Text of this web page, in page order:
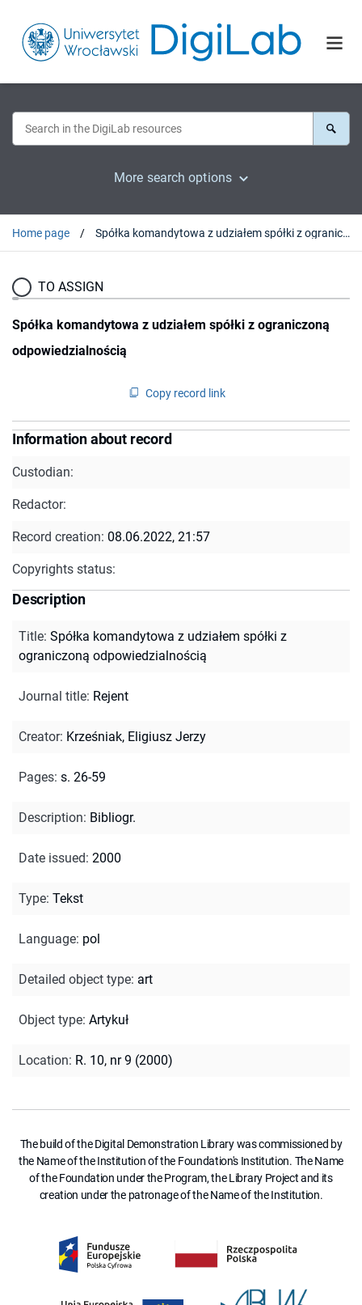
More search options
Home page Spółka komandytowa z udziałem spółki z ograniczoną odpowiedzialnością
TO ASSIGN
Spółka komandytowa z udziałem spółki z ograniczoną
odpowiedzialnością
Copy record link
Information about record
Custodian:
Redactor:
Record creation: 08.06.2022, 21:57
Copyrights status:
Description
Title: Spółka komandytowa z udziałem spółki z
ograniczoną odpowiedzialnością
Journal title: Rejent
Creator: Krześniak, Eligiusz Jerzy
Pages: s. 26-59
Description: Bibliogr.
Date issued: 2000
Type: Tekst
Language: pol
Detailed object type: art
Object type: Artykuł
Location: R. 10, nr 9 (2000)
The build of the Digital Demonstration Library was commissioned by
the Name of the Institution of the Foundation's Institution. The Name
of the Foundation under the Program, the Library Project and its
creation under the patronage of the Name of the Institution.